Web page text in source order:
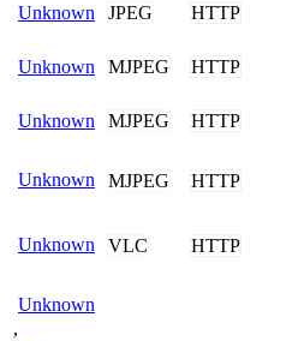
Unknown JPEG HTTP
Unknown MJPEG HTTP
Unknown MJPEG HTTP
Unknown MJPEG HTTP
Unknown VLC HTTP
Unknown
,